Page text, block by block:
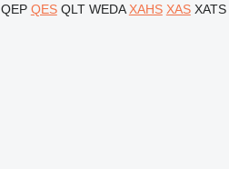
QEP QES QLT WEDA XAHS XAS XATS